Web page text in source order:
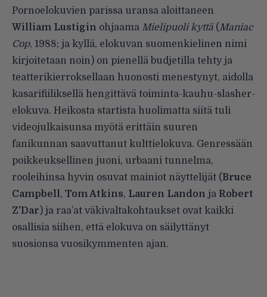
Pornoelokuvien parissa uransa aloittaneen
William Lustigin ohjaama Mielipuoli kyttä(Maniac
Cop, 1988; ja kyllä, elokuvan suomenkielinen nimi
kirjoitetaan noin) on pienellä budjetilla tehty ja
teatterikierroksellaan huonosti menestynyt, aidolla
kasarifiiliksellä hengittävä toiminta-kauhu-slasher-
elokuva. Heikosta startista huolimatta siitä tuli
videojulkaisunsa myötä erittäin suuren
fanikunnan saavuttanut kulttielokuva. Genressään
poikkeuksellinen juoni, urbaani tunnelma,
rooleihinsa hyvin osuvat mainiot näyttelijät (Bruce
Campbell, Tom Atkins, Lauren Landon ja Robert
Z’Dar) ja raa’at väkivaltakohtaukset ovat kaikki
osallisia siihen, että elokuva on säilyttänyt
suosionsa vuosikymmenten ajan.